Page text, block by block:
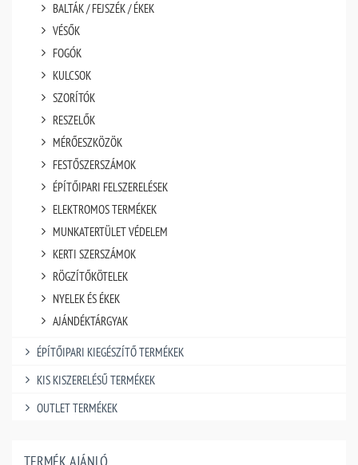
BALTÁK / FEJSZÉK / ÉKEK
VÉSŐK
FOGÓK
KULCSOK
SZORÍTÓK
RESZELŐK
MÉRŐESZKÖZÖK
FESTŐSZERSZÁMOK
ÉPÍTŐIPARI FELSZERELÉSEK
ELEKTROMOS TERMÉKEK
MUNKATERTÜLET VÉDELEM
KERTI SZERSZÁMOK
RÖGZÍTŐKÖTELEK
NYELEK ÉS ÉKEK
AJÁNDÉKTÁRGYAK
ÉPÍTŐIPARI KIEGÉSZÍTŐ TERMÉKEK
KIS KISZERELÉSŰ TERMÉKEK
OUTLET TERMÉKEK